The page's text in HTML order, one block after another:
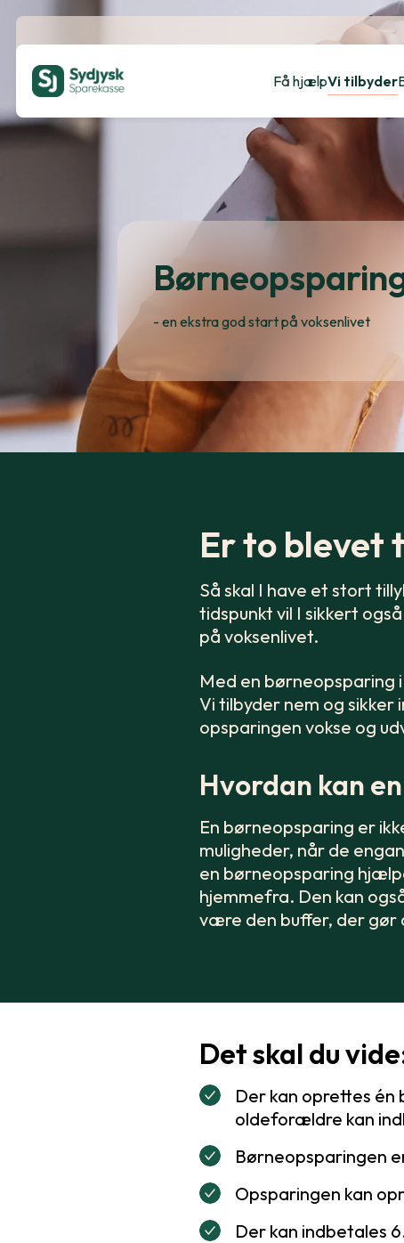
Få hjælpVi tilbyder
- en ekstra god start på voksenlivet
Er to blevet
Så skal I have et stort
tidspunkt vil I sikkert
på voksenlivet.
Med en børneopsparing
Vi tilbyder nem og
opsparingen vokse og
Hvordan kan
En børneopsparing er
muligheder, når de
en børneopsparing
hjemmefra. Den kan
være den buffer, der
Det skal du
Der kan oprettes
oldeforældre kan
Børneopsparingen
Opsparingen kan
Der kan indbetales